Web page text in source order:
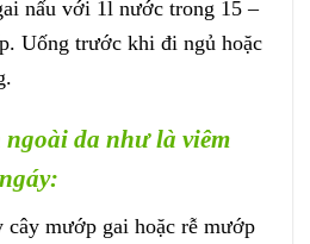
nấu với 1l nước trong 15 –
Uống trước khi đi ngủ hoặc
da như là viêm
cây mướp gai hoặc rễ mướp